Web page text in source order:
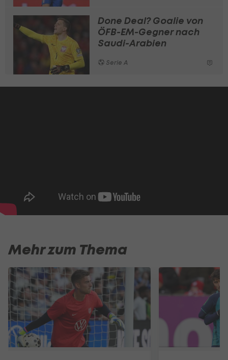
Done Deal? Goalie von
ÖFB-EM-Gegner nach
Saudi-Arabien
Serie A
Mehr zum Thema